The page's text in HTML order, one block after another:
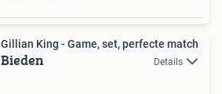
Gillian King - Game, set, perfecte match
Bieden Details